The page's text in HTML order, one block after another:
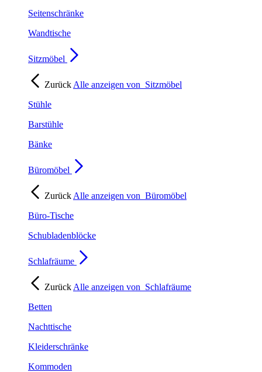
Seitenschränke
Wandtische
Sitzmöbel
Zurück Alle anzeigen von Sitzmöbel
Stühle
Barstühle
Bänke
Büromöbel
Zurück Alle anzeigen von Büromöbel
Büro-Tische
Schubladenblöcke
Schlafräume
Zurück Alle anzeigen von Schlafräume
Betten
Nachttische
Kleiderschränke
Kommoden